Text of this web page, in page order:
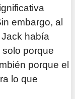
embargo, al
había
porque
porque el
lo que